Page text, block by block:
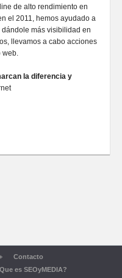
de alto rendimiento en
el 2011, hemos ayudado a
más visibilidad en
llevamos a cabo acciones
web.
la diferencia y
Contacto
es SEOyMEDIA?